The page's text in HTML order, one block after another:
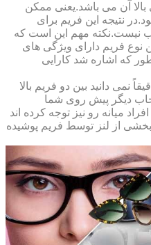
آن می باشد.یعنی ممکن
نتیجه این فریم برای
نیست.نکته مهم این است که
نوع فریم دارای ویژگی های
که اشاره شد کارایی
نمی دانید بین دو فریم بالا
دیگر پیش روی شما
میانه رو نیز توجه کرده اند
بخشی از لنز توسط فریم پوشیده